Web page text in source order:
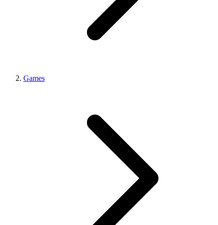
Games